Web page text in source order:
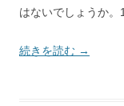
はないでしょうか。
続きを読む →